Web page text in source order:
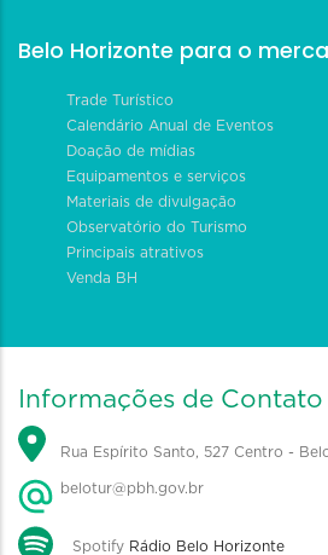
Belo Horizonte para o
Trade Turístico
Calendário Anual de Eventos
Doação de mídias
Equipamentos e serviços
Materiais de divulgação
Observatório do Turismo
Principais atrativos
Venda BH
Informações de Contato
Rua Espírito Santo, 527 Centro -
belotur@pbh.gov.br
Spotify Rádio Belo Horizonte